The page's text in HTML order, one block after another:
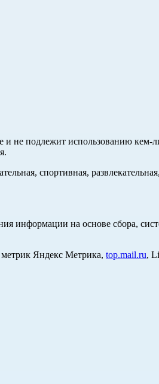
и не подлежит использованию
спортивная,
информации на основе сбора,
Яндекс Метрика, top.mail.ru,